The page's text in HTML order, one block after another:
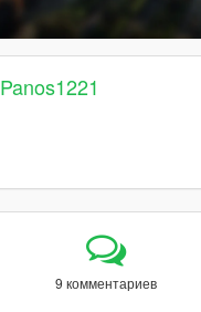
Panos1221
9 комментариев